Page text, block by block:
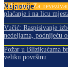
Najnovije
Od sjutra: Za
plaćanje i na licu
Vučić: Raspisivanje
nedeljama, podnijeću
Požar u Blizikućama
veliku površinu